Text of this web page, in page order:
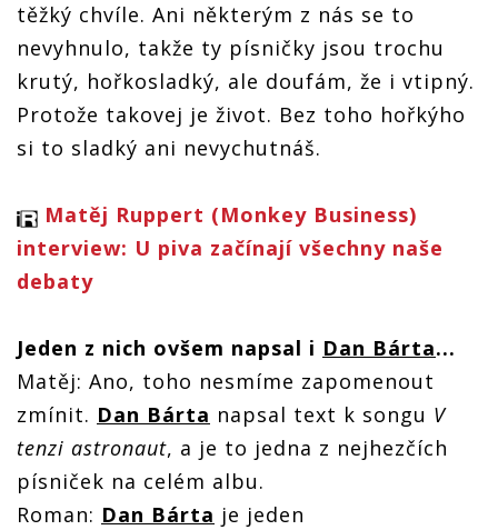
těžký chvíle. Ani některým z nás se to
nevyhnulo, takže ty písničky jsou trochu
krutý, hořkosladký, ale doufám, že i vtipný.
Protože takovej je život. Bez toho hořkýho
si to sladký ani nevychutnáš.
Matěj Ruppert (Monkey Business)
interview: U piva začínají všechny naše
debaty
Jeden z nich ovšem napsal i Dan Bárta...
Matěj: Ano, toho nesmíme zapomenout
zmínit. Dan Bárta napsal text k songu V
tenzi astronaut, a je to jedna z nejhezčích
písniček na celém albu.
Roman: Dan Bárta je jeden